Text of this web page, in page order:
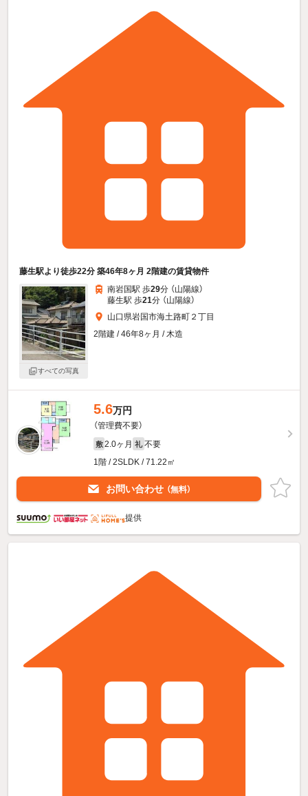
藤生駅より徒歩22分 築46年8ヶ月 2階建の賃貸物件
すべての写真
南岩国駅 歩29分 （山陽線）
藤生駅 歩21分 （山陽線）
山口県岩国市海土路町２丁目
2階建 / 46年8ヶ月 / 木造
5.6万円
（管理費不要）
敷 2.0ヶ月 礼 不要
1階 / 2SLDK / 71.22㎡
お問い合わせ （無料）
提供